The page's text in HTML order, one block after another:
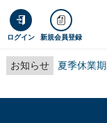
ログイン 新規会員登録
お知らせ 夏季休業